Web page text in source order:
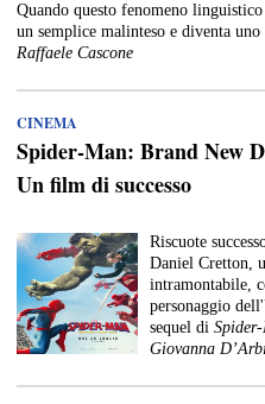
Quando questo fenomeno
un semplice malinteso e diventa
Raffaele Cascone
CINEMA
Spider-Man: Brand New
Un film di successo
Riscuote
Daniel Cretton,
intramontabile,
personaggio
sequel di
Giovanna